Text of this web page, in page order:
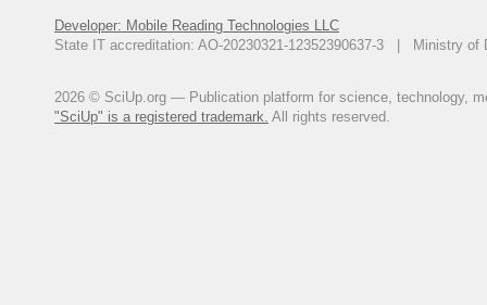
Developer: Mobile Reading Technologies LLC
State IT accreditation: AO-20230321-12352390637-3 | Ministry of
2026 © SciUp.org — Publication platform for science, technology,
"SciUp" is a registered trademark. All rights reserved.